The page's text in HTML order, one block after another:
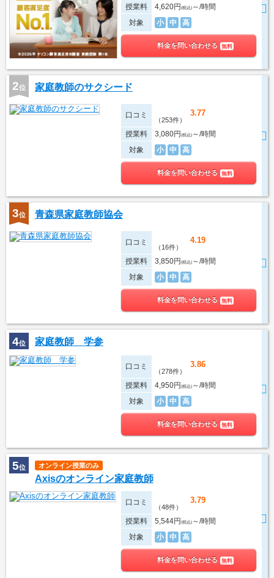
授業料 4,620円(税込) ～/時間
対象
小 中 高
料金を問い合わせる 無料
2位 家庭教師のサクシード
口コミ 3.77
（253件）
授業料 3,080円(税込) ～/時間
対象
小 中 高
料金を問い合わせる 無料
3位 青森県家庭教師協会
口コミ 4.19
（16件）
授業料 3,850円(税込) ～/時間
対象
小 中 高
料金を問い合わせる 無料
4位 家庭教師 学参
口コミ 3.86
（278件）
授業料 4,950円(税込) ～/時間
対象
小 中 高
料金を問い合わせる 無料
5位 オンライン授業のみ
Axisのオンライン家庭教師
口コミ 3.79
（48件）
授業料 5,544円(税込) ～/時間
対象
小 中 高
料金を問い合わせる 無料